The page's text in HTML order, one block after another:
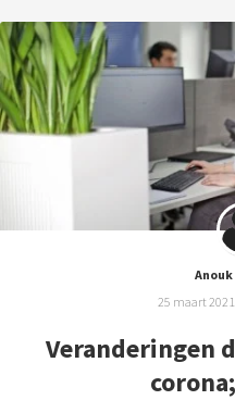
25 maart 2021
Veranderingen